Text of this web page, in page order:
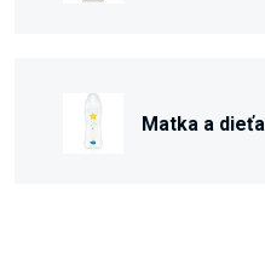
Matka a dieťa